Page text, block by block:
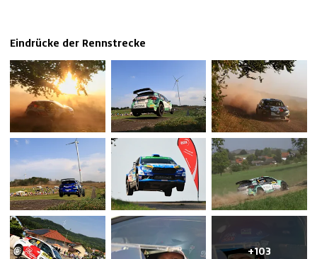
Eindrücke der Rennstrecke
+103